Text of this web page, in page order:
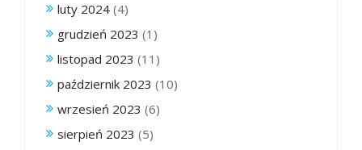
luty 2024 (4)
grudzień 2023 (1)
listopad 2023 (11)
październik 2023 (10)
wrzesień 2023 (6)
sierpień 2023 (5)